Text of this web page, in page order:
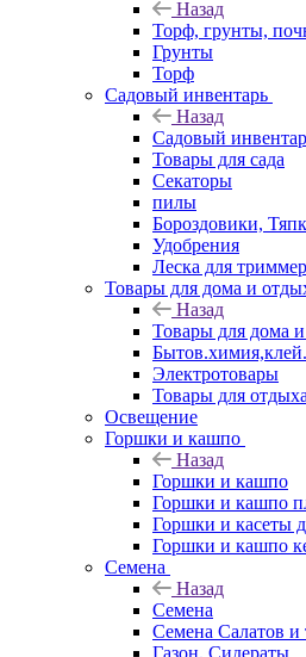
Назад
Торф, грунты,
Грунты
Торф
Садовый инвентарь
Назад
Садовый
Товары для сада
Секаторы
пилы
Бороздовики,
Удобрения
Леска для
Товары для дома и
Назад
Товары для дома
Бытов.химия,клей.
Электротовары
Товары для
Освещение
Горшки и кашпо
Назад
Горшки и кашпо
Горшки и кашпо
Горшки и касеты
Горшки и кашпо
Семена
Назад
Семена
Семена Салатов и
Газон, Сидераты